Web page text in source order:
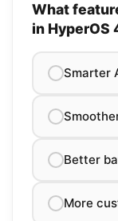
What
in HyperOS
Smarter
Better
More